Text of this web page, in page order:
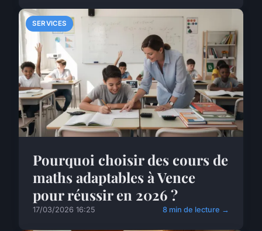
SERVICES
Pourquoi choisir des cours de
maths adaptables à Vence
pour réussir en 2026 ?
17/03/2026 16:25 8 min de lecture →